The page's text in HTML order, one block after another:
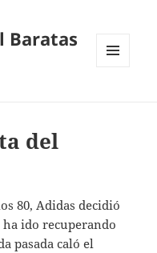
Baratas
del
80, Adidas decidió
ido recuperando
pasada caló el